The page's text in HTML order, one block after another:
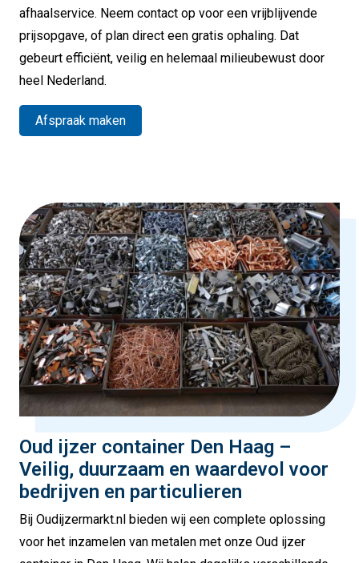
afhaalservice. Neem contact op voor een vrijblijvende
prijsopgave, of plan direct een gratis ophaling. Dat
gebeurt efficiënt, veilig en helemaal milieubewust door
heel Nederland.
Afspraak maken
Oud ijzer container Den Haag –
Veilig, duurzaam en waardevol voor
bedrijven en particulieren
Bij Oudijzermarkt.nl bieden wij een complete oplossing
voor het inzamelen van metalen met onze Oud ijzer